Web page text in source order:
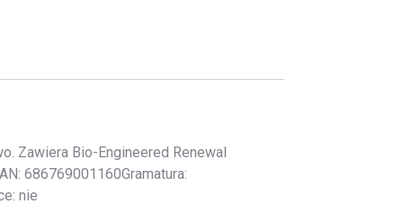
Zawiera Bio-Engineered Renewal
686769001160Gramatura:
nie